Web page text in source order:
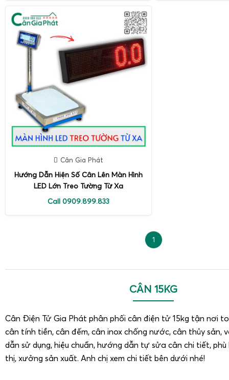
Cân Gia Phát
Hướng Dẫn Hiện Số Cân Lên Màn Hình
LED Lớn Treo Tường Từ Xa
Call 0909.899.833
1
CÂN 15KG
Cân Điện Tử Gia Phát phân phối cân điện tử 15kg tận nơi
cân tính tiền, cân đếm, cân inox chống nước, cân thủy sản,
dẫn sử dụng, hiệu chuẩn, hướng dẫn tự sửa cân chi tiết,
thị, xưởng sản xuất. Anh chị xem chi tiết bên dưới nhé!